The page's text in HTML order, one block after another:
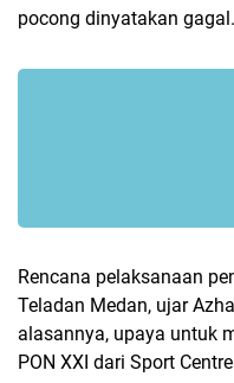
pocong dinyatakan gagal.
Rencana pelaksanaan
Teladan Medan, ujar
alasannya, upaya untuk
PON XXI dari Sport